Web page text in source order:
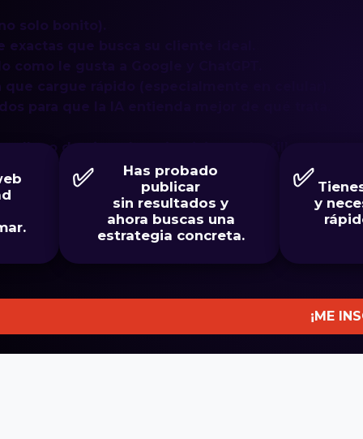
solo bonito).
exactas que busca su cliente ideal.
como le gusta a Google y ChatGPT.
cargue rápido (especialmente en celular).
para que la IA entienda mejor de qué trata.
lleno de ejemplos, ejercicios y plantillas,
y sin experiencia previa.
✅
Has probado
publicar
sin resultados y
ahora buscas una
estrategia concreta.
✅
y
¡ME